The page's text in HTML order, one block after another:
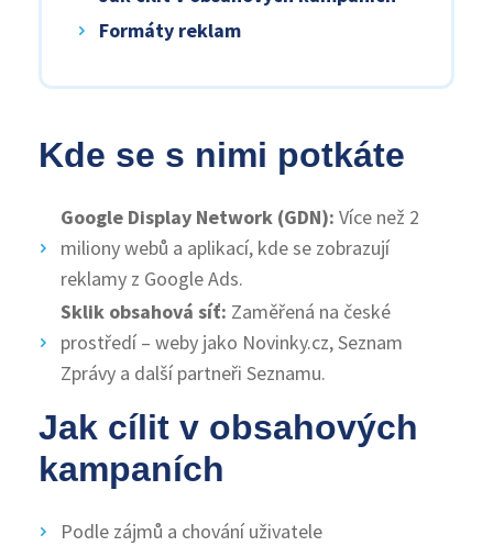
Formáty reklam
Kde se s nimi potkáte
Google Display Network (GDN): Více než 2
miliony webů a aplikací, kde se zobrazují
reklamy z Google Ads.
Sklik obsahová síť: Zaměřená na české
prostředí – weby jako Novinky.cz, Seznam
Zprávy a další partneři Seznamu.
Jak cílit v obsahových
kampaních
Podle zájmů a chování uživatele